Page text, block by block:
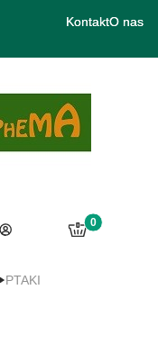
KontaktO nas
Zaloguj się
Produkty w
Koszyk
PTAKI